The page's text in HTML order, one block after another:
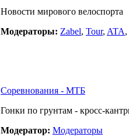
Новости мирового велоспорта
Модераторы: Zabel, Tour, ATA,
Соревнования - МТБ
Гонки по грунтам - кросс-
Модератор: Модераторы